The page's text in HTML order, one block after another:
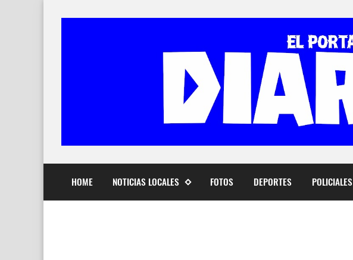
HOME NOTICIAS LOCALES FOTOS DEPORTES POLICIALES